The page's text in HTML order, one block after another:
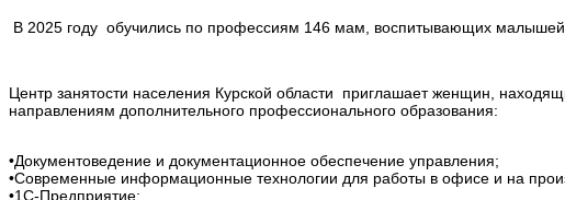
В 2025 году обучились по профессиям 146 мам, воспитывающих малышей
Центр занятости населения Курской области
приглашает женщин,
направлениям дополнительного профессионального образования:
•Документоведение и документационное обеспечение управления;
•Современные информационные технологии для работы в офисе и на
•1С-Предприятие;